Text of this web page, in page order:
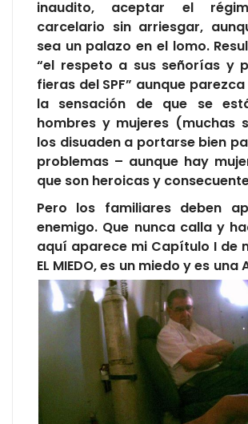
inaudito, aceptar el
carcelario sin arriesgar,
sea un palazo en el lomo.
“el respeto a sus señorías y
fieras del SPF” aunque
la sensación de que se
hombres y mujeres (muchas
los disuaden a portarse bien
problemas – aunque hay
que son heroicas y
Pero los familiares deben
enemigo. Que nunca calla y
aquí aparece mi Capítulo I de
EL MIEDO, es un miedo y es una